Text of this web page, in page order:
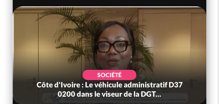
SOCIÉTÉ
Côte d'Ivoire : Le véhicule administratif D37
0200 dans le viseur de la DGT...